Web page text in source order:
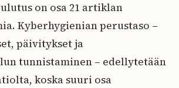
on osa 21 artiklan
Kyberhygienian perustaso –
päivitykset ja
tunnistaminen – edellytetään
koska suuri osa